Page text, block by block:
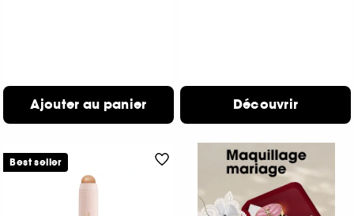
Ajouter au panier Découvrir
Best seller